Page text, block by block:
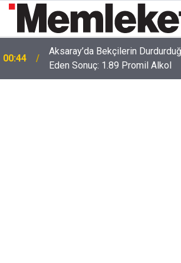
00:41 Polatlı-Haymana-Konya hattı